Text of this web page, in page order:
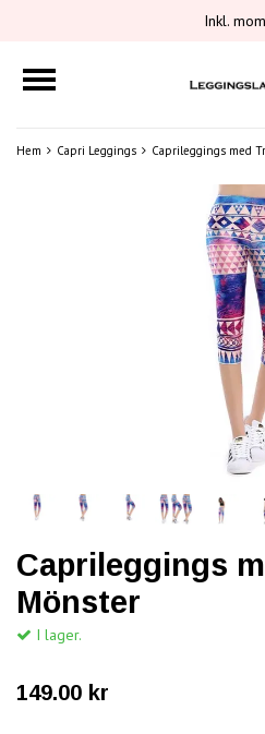
Inkl.
Hem Capri Leggings Caprileggings med
Caprileggings
Mönster
I lager.
149.00 kr